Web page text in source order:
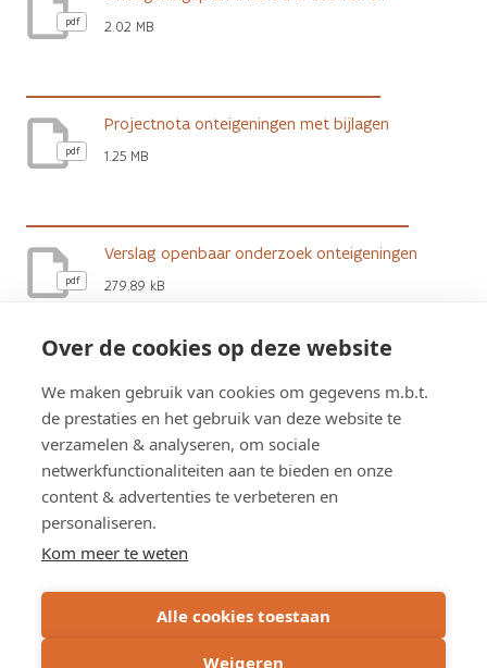
Over de cookies op deze website
We maken gebruik van cookies om gegevens m.b.t.
de prestaties en het gebruik van deze website te
verzamelen & analyseren, om sociale
netwerkfunctionaliteiten aan te bieden en onze
content & advertenties te verbeteren en
personaliseren.
Kom meer te weten
Alle cookies toestaan
Weigeren
pdf 2.02 MB
pdf
Projectnota onteigeningen met bijlagen
1.25 MB
pdf
Verslag openbaar onderzoek onteigeningen
279.89 kB
Projectplan
1.51 MB
Schrijf u in op de nieuwsbrief
Subscribe